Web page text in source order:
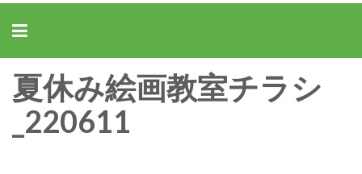
夏休み絵画教室チラシ
_220611